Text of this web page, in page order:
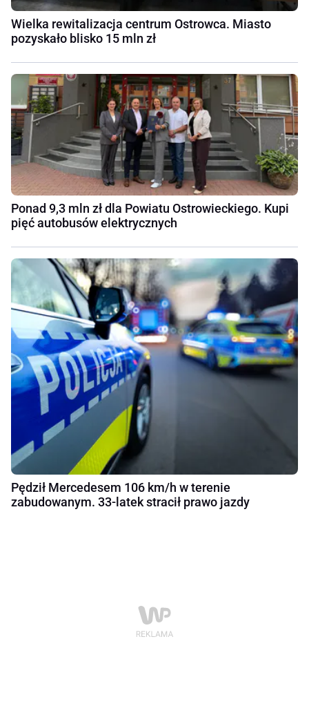
Wielka rewitalizacja centrum Ostrowca. Miasto
pozyskało blisko 15 mln zł
Ponad 9,3 mln zł dla Powiatu Ostrowieckiego. Kupi
pięć autobusów elektrycznych
Pędził Mercedesem 106 km/h w terenie
zabudowanym. 33-latek stracił prawo jazdy